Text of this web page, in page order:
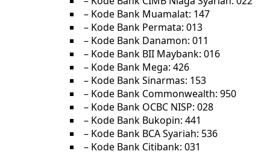
– Kode Bank Muamalat: 147
– Kode Bank Permata: 013
– Kode Bank Danamon: 011
– Kode Bank BII Maybank: 016
– Kode Bank Mega: 426
– Kode Bank Sinarmas: 153
– Kode Bank Commonwealth: 950
– Kode Bank OCBC NISP: 028
– Kode Bank Bukopin: 441
– Kode Bank BCA Syariah: 536
– Kode Bank Citibank: 031